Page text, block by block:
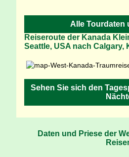
Alle Tourdaten
Reiseroute der Kanada
Seattle, USA nach Calgary,
Sehen Sie sich den
Daten und Priese der